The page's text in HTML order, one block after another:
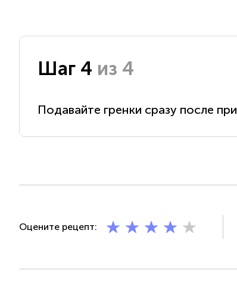
Шаг 4 из 4
Подавайте гренки сразу после
Оцените рецепт: